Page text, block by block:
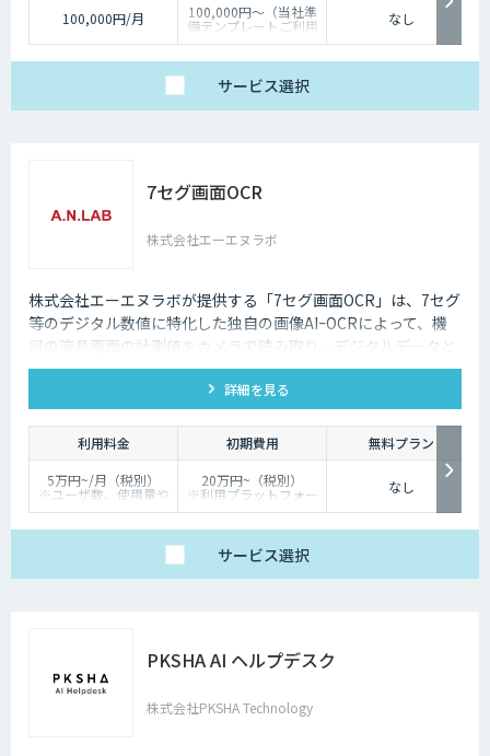
100,000円/月 100,000円～（当社準
備テンプレートご利用
の場合）
なし
サービス選択
7セグ画面OCR
株式会社エーエヌラボ
株式会社エーエヌラボが提供する「7セグ画面OCR」は、7セグ
等のデジタル数値に特化した独自の画像AIｰOCRによって、機
器の液晶画面の計測値をカメラで読み取り、デジタルデータと
して記録するサービスです
詳細を見る
利用料金 初期費用
無料プラン
5万円~/月（税別）
※ユーザ数、使用量や
カスタマイズ要望に応
20万円~（税別）
※利用プラットフォー
ムや必要なチューニン
なし
サービス選択
PKSHA AI ヘルプデスク
株式会社PKSHA Technology